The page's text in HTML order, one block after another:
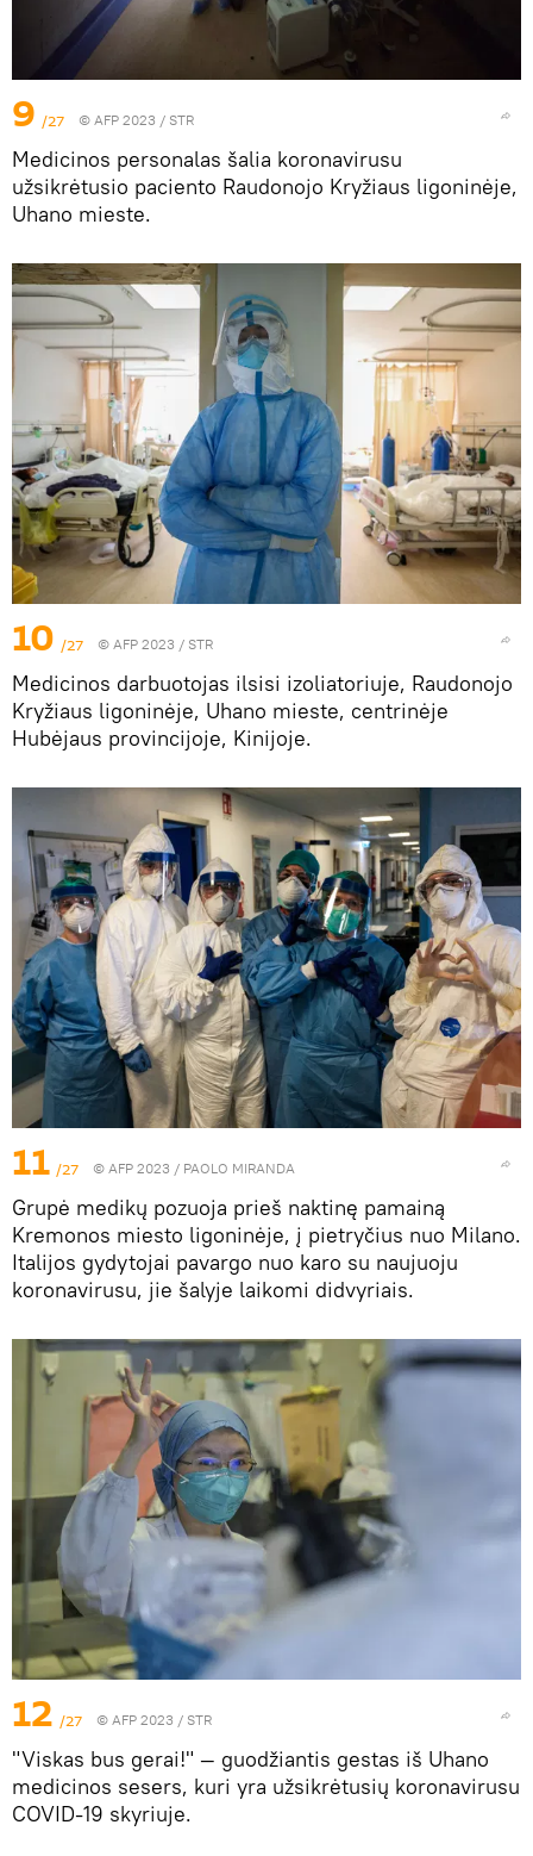
9 /27 © AFP 2023 / STR
Medicinos personalas šalia koronavirusu
užsikrėtusio paciento Raudonojo Kryžiaus ligoninėje,
Uhano mieste.
10 /27 © AFP 2023 / STR
Medicinos darbuotojas ilsisi izoliatoriuje, Raudonojo
Kryžiaus ligoninėje, Uhano mieste, centrinėje
Hubėjaus provincijoje, Kinijoje.
11 /27 © AFP 2023 / PAOLO MIRANDA
Grupė medikų pozuoja prieš naktinę pamainą
Kremonos miesto ligoninėje, į pietryčius nuo Milano.
Italijos gydytojai pavargo nuo karo su naujuoju
koronavirusu, jie šalyje laikomi didvyriais.
12 /27 © AFP 2023 / STR
"Viskas bus gerai!" — guodžiantis gestas iš Uhano
medicinos sesers, kuri yra užsikrėtusių koronavirusu
COVID-19 skyriuje.